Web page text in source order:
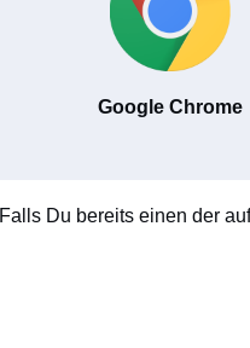
Google Chrome
Falls Du bereits einen der